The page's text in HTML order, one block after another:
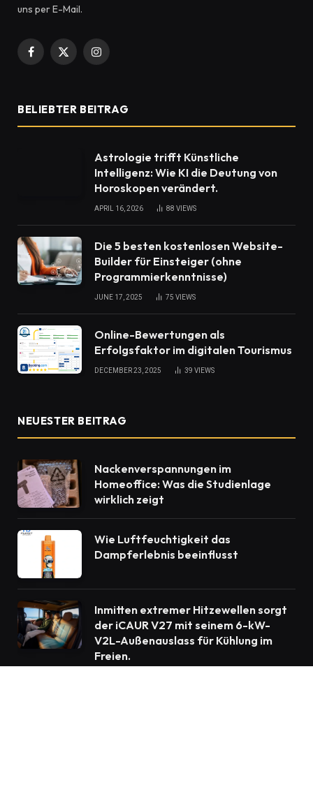
uns per E-Mail.
Facebook
X
Instagram
BELIEBTER BEITRAG
Astrologie trifft Künstliche
Intelligenz: Wie KI die Deutung von
Horoskopen verändert.
APRIL 16, 2026 88 VIEWS
Die 5 besten kostenlosen Website-
Builder für Einsteiger (ohne
Programmierkenntnisse)
JUNE 17, 2025 75 VIEWS
Online-Bewertungen als
Erfolgsfaktor im digitalen Tourismus
DECEMBER 23, 2025 39 VIEWS
NEUESTER BEITRAG
Nackenverspannungen im
Homeoffice: Was die Studienlage
wirklich zeigt
Wie Luftfeuchtigkeit das
Dampferlebnis beeinflusst
Inmitten extremer Hitzewellen sorgt
der iCAUR V27 mit seinem 6-kW-
V2L-Außenauslass für Kühlung im
Freien.